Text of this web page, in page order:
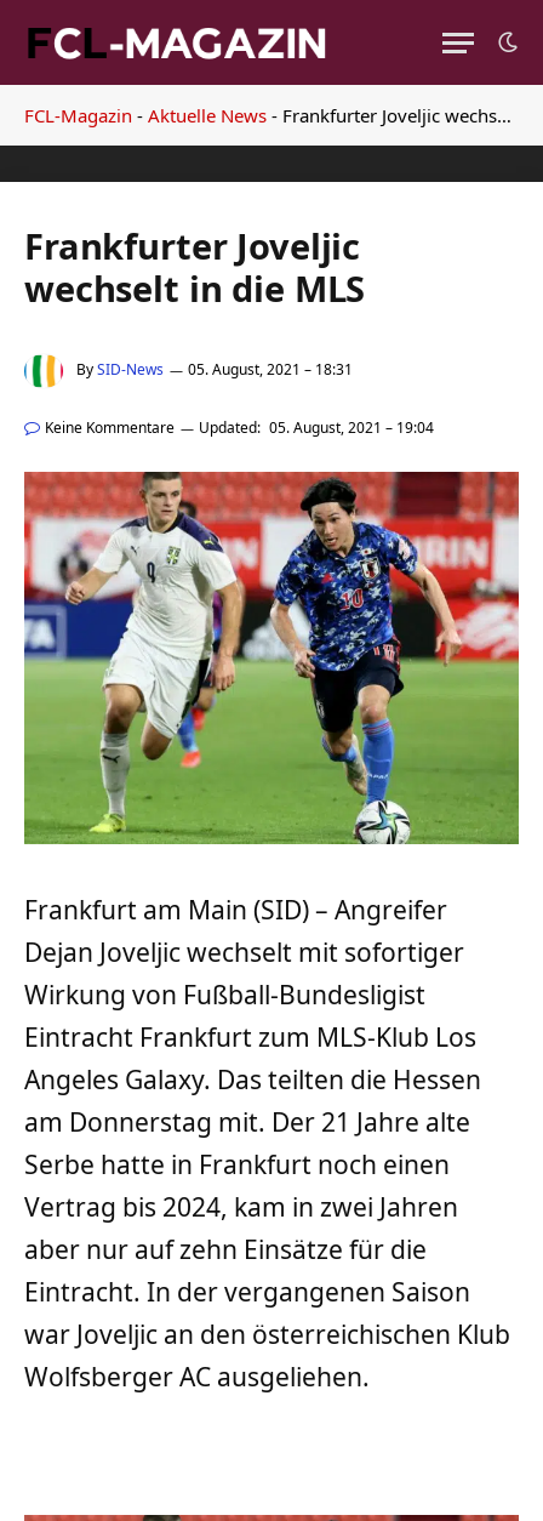
FCL-Magazin - Aktuelle News - Frankfurter Joveljic wechselt in die MLS
Frankfurter Joveljic
wechselt in die MLS
BySID-News 05. August, 2021 – 18:31
Keine Kommentare Updated: 05. August, 2021 – 19:04
Frankfurt am Main (SID) – Angreifer
Dejan Joveljic wechselt mit sofortiger
Wirkung von Fußball-Bundesligist
Eintracht Frankfurt zum MLS-Klub Los
Angeles Galaxy. Das teilten die Hessen
am Donnerstag mit. Der 21 Jahre alte
Serbe hatte in Frankfurt noch einen
Vertrag bis 2024, kam in zwei Jahren
aber nur auf zehn Einsätze für die
Eintracht. In der vergangenen Saison
war Joveljic an den österreichischen Klub
Wolfsberger AC ausgeliehen.